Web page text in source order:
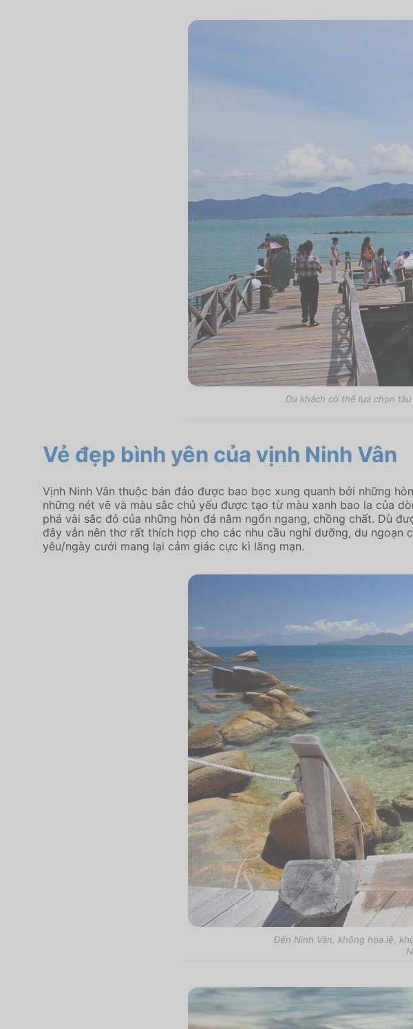
Du khách có thể lựa chọn
Vẻ đẹp bình yên của vịnh Ninh Vân
Vịnh Ninh Vân thuộc bán đảo được bao bọc xung quanh bởi những
những nét vẽ và màu sắc chủ yếu được tạo từ màu xanh bao la của
phá vài sắc đỏ của những hòn đá nằm ngổn ngang, chồng chất. Dù
đây vẫn nên thơ rất thích hợp cho các nhu cầu nghỉ dưỡng, du
yêu/ngày cưới mang lại cảm giác cực kì lãng mạn.
Đến Ninh Vân, không hoa lệ,